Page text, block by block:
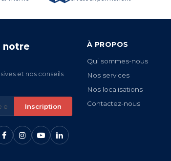
notre
et nos conseils
Inscription
À PROPOS
Qui sommes-nous
Nos services
Nos localisations
Contactez-nous